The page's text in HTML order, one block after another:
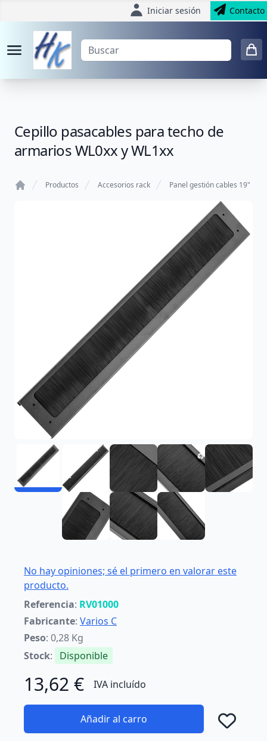
Iniciar sesión Contacto
Cepillo pasacables para techo de
armarios WL0xx y WL1xx
Productos Accesorios rack Panel gestión cables 19"
No hay opiniones; sé el primero en valorar este
producto.
Referencia: RV01000
Fabricante: Varios C
Peso: 0,28 Kg
Stock: Disponible
13,62 € IVA incluído
Añadir al carro